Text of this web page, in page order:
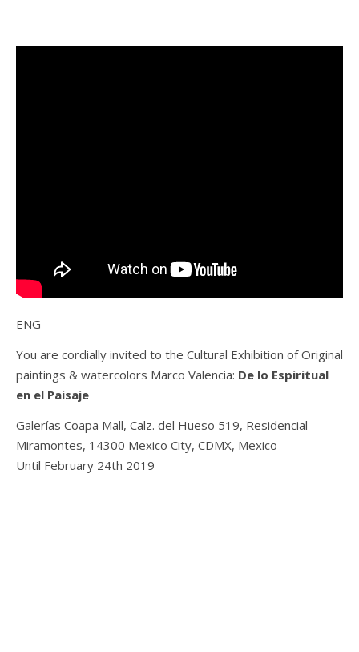
ENG
You are cordially invited to the Cultural Exhibition of Original
paintings & watercolors Marco Valencia: De lo Espiritual
en el Paisaje
Galerías Coapa Mall, Calz. del Hueso 519, Residencial
Miramontes, 14300 Mexico City, CDMX, Mexico
Until February 24th 2019